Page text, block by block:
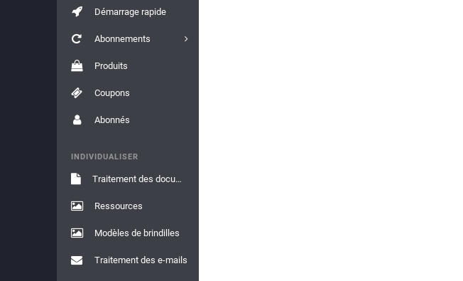
Démarrage rapide
Abonnements
Produits
Coupons
Abonnés
INDIVIDUALISER
Traitement des documents
Ressources
Modèles de brindilles
Traitement des e-mails